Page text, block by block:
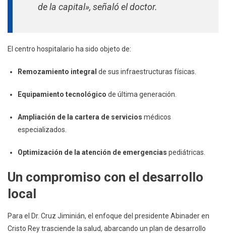
de la capital», señaló el doctor.
El centro hospitalario ha sido objeto de:
Remozamiento integral de sus infraestructuras físicas.
Equipamiento tecnológico de última generación.
Ampliación de la cartera de servicios médicos
especializados.
Optimización de la atención de emergencias pediátricas.
Un compromiso con el desarrollo
local
Para el Dr. Cruz Jiminián, el enfoque del presidente Abinader en
Cristo Rey trasciende la salud, abarcando un plan de desarrollo